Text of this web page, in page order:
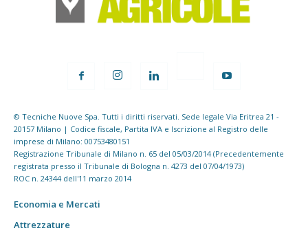
© Tecniche Nuove Spa. Tutti i diritti riservati. Sede legale Via Eritrea 21 -
20157 Milano | Codice fiscale, Partita IVA e Iscrizione al Registro delle
imprese di Milano: 00753480151
Registrazione Tribunale di Milano n. 65 del 05/03/2014 (Precedentemente
registrata presso il Tribunale di Bologna n. 4273 del 07/04/1973)
ROC n. 24344 dell'11 marzo 2014
Economia e Mercati
Attrezzature